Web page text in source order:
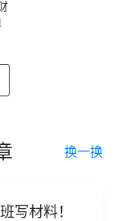
换一换
写材料！